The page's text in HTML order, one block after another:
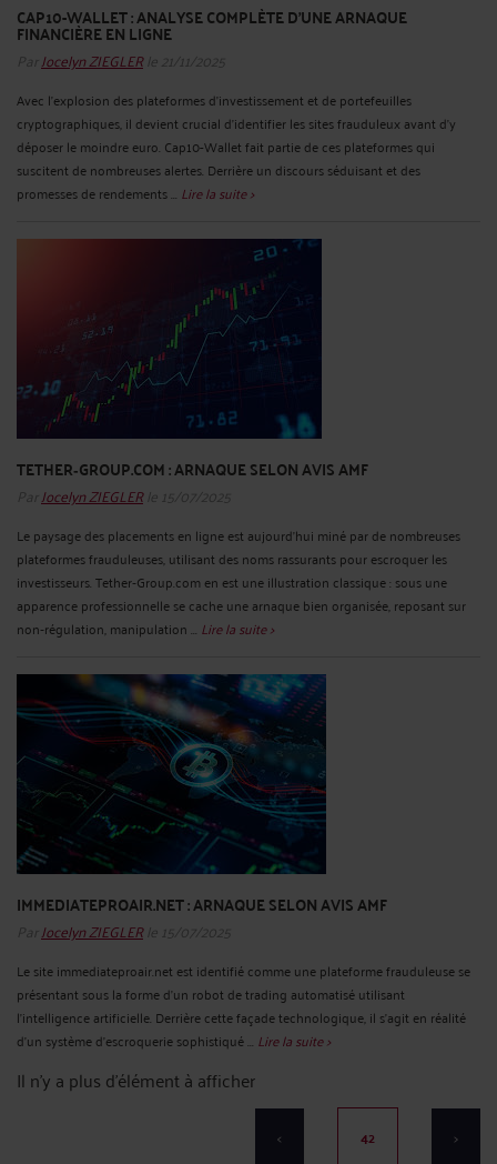
CAP10-WALLET : ANALYSE COMPLÈTE D’UNE ARNAQUE
FINANCIÈRE EN LIGNE
Par Jocelyn ZIEGLERle 21/11/2025
Avec l’explosion des plateformes d’investissement et de portefeuilles
cryptographiques, il devient crucial d’identifier les sites frauduleux avant d’y
déposer le moindre euro. Cap10-Wallet fait partie de ces plateformes qui
suscitent de nombreuses alertes. Derrière un discours séduisant et des
promesses de rendements ... Lire la suite >
TETHER‑GROUP.COM : ARNAQUE SELON AVIS AMF
Par Jocelyn ZIEGLERle 15/07/2025
Le paysage des placements en ligne est aujourd’hui miné par de nombreuses
plateformes frauduleuses, utilisant des noms rassurants pour escroquer les
investisseurs. Tether‑Group.com en est une illustration classique : sous une
apparence professionnelle se cache une arnaque bien organisée, reposant sur
non‑régulation, manipulation ... Lire la suite >
IMMEDIATEPROAIR.NET : ARNAQUE SELON AVIS AMF
Par Jocelyn ZIEGLERle 15/07/2025
Le site immediateproair.net est identifié comme une plateforme frauduleuse se
présentant sous la forme d’un robot de trading automatisé utilisant
l’intelligence artificielle. Derrière cette façade technologique, il s’agit en réalité
d’un système d’escroquerie sophistiqué ... Lire la suite >
Il n'y a plus d'élément à afficher
< 42 >